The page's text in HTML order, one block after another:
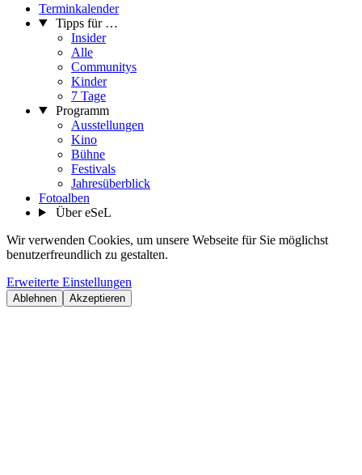
Terminkalender
Tipps für …
Insider
Alle
Communitys
Kinder
7 Tage
Programm
Ausstellungen
Kino
Bühne
Festivals
Jahresüberblick
Fotoalben
Über eSeL
Wir verwenden Cookies, um unsere Webseite für Sie möglichst
benutzerfreundlich zu gestalten.
Erweiterte Einstellungen
Ablehnen Akzeptieren